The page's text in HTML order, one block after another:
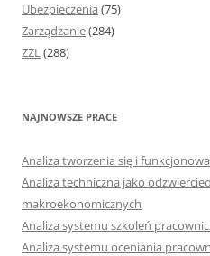
Ubezpieczenia (75)
Zarządzanie(284)
ZZL(288)
NAJNOWSZE PRACE
Analiza tworzenia się i
Analiza techniczna jako
makroekonomicznych
Analiza systemu szkoleń
Analiza systemu oceniania